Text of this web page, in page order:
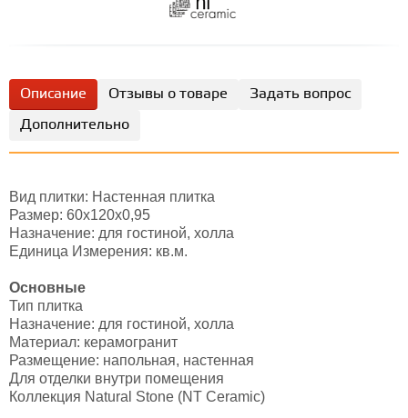
Описание Отзывы о товаре
Задать вопрос
Дополнительно
Вид плитки: Настенная плитка
Размер: 60х120х0,95
Назначение: для гостиной, холла
Единица Измерения: кв.м.
Основные
Тип плитка
Назначение: для гостиной, холла
Материал: керамогранит
Размещение: напольная, настенная
Для отделки внутри помещения
Коллекция Natural Stone (NT Ceramic)